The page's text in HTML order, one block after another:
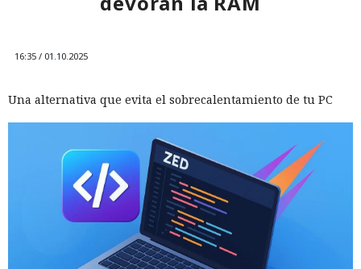
16:35 / 01.10.2025
Una alternativa que evita el sobrecalentamiento de tu PC